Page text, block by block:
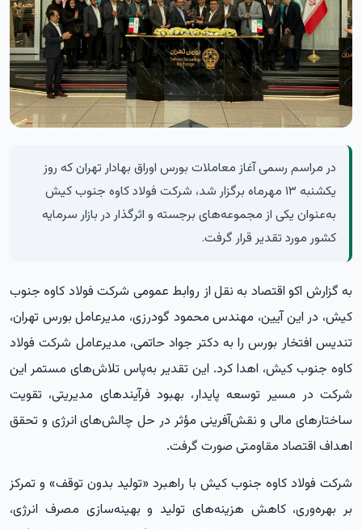
در مراسم رسمی آغاز معاملات بورس اوراق بهادار تهران که روز
یکشنبه ۱۳ مهرماه برگزار شد، شرکت فولاد کاوه جنوب کیش
به‌عنوان یکی از مجموعه‌های برجسته و اثرگذار در بازار سرمایه
کشور مورد تقدیر قرار گرفت.
به گزارش اکو اقتصاد به نقل از روابط عمومی شرکت فولاد کاوه جنوب
کیش، در این آیین، مهندس محمود گودرزی، مدیرعامل بورس تهران،
تندیس افتخار بورس را به دکتر جواد حاتمی، مدیرعامل شرکت فولاد
کاوه جنوب کیش، اهدا کرد. این تقدیر به‌پاس تلاش‌های مستمر این
شرکت در مسیر توسعه پایدار، بهبود فرآیندهای مدیریتی، تقویت
ساختارهای مالی و نقش‌آفرینی مؤثر در حل چالش‌های انرژی و تحقق
اهداف اقتصاد مقاومتی صورت گرفت.
شرکت فولاد کاوه جنوب کیش با راهبرد «تولید بدون توقف» و تمرکز
بر بهره‌وری، کاهش هزینه‌های تولید و بهینه‌سازی مصرف انرژی،